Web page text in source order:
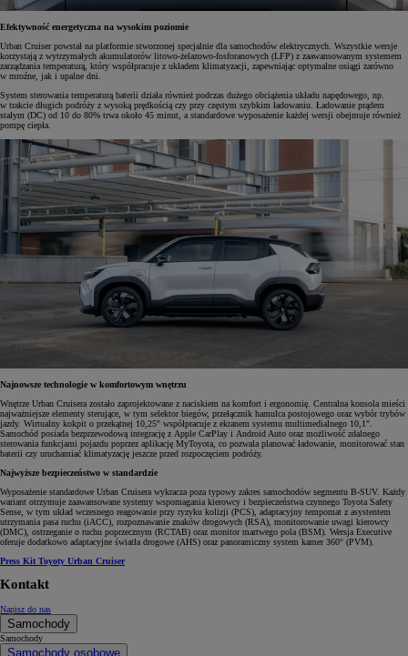
Efektywność energetyczna na wysokim poziomie
Urban Cruiser powstał na platformie stworzonej specjalnie dla samochodów elektrycznych. Wszystkie wersje
korzystają z wytrzymałych akumulatorów litowo-żelazowo-fosforanowych (LFP) z zaawansowanym systemem
zarządzania temperaturą, który współpracuje z układem klimatyzacji, zapewniając optymalne osiągi zarówno
w mroźne, jak i upalne dni.
System sterowania temperaturą baterii działa również podczas dużego obciążenia układu napędowego, np.
w trakcie długich podróży z wysoką prędkością czy przy częstym szybkim ładowaniu. Ładowanie prądem
stałym (DC) od 10 do 80% trwa około 45 minut, a standardowe wyposażenie każdej wersji obejmuje również
pompę ciepła.
Najnowsze technologie w komfortowym wnętrzu
Wnętrze Urban Cruisera zostało zaprojektowane z naciskiem na komfort i ergonomię. Centralna konsola mieści
najważniejsze elementy sterujące, w tym selektor biegów, przełącznik hamulca postojowego oraz wybór trybów
jazdy. Wirtualny kokpit o przekątnej 10,25" współpracuje z ekranem systemu multimedialnego 10,1".
Samochód posiada bezprzewodową integrację z Apple CarPlay i Android Auto oraz możliwość zdalnego
sterowania funkcjami pojazdu poprzez aplikację MyToyota, co pozwala planować ładowanie, monitorować stan
baterii czy uruchamiać klimatyzację jeszcze przed rozpoczęciem podróży.
Najwyższe bezpieczeństwo w standardzie
Wyposażenie standardowe Urban Cruisera wykracza poza typowy zakres samochodów segmentu B-SUV. Każdy
wariant otrzymuje zaawansowane systemy wspomagania kierowcy i bezpieczeństwa czynnego Toyota Safety
Sense, w tym układ wczesnego reagowanie przy ryzyku kolizji (PCS), adaptacyjny tempomat z asystentem
utrzymania pasa ruchu (iACC), rozpoznawanie znaków drogowych (RSA), monitorowanie uwagi kierowcy
(DMC), ostrzeganie o ruchu poprzecznym (RCTAB) oraz monitor martwego pola (BSM). Wersja Executive
oferuje dodatkowo adaptacyjne światła drogowe (AHS) oraz panoramiczny system kamer 360° (PVM).
Press Kit Toyoty Urban Cruiser
Kontakt
Napisz do nas
Samochody
Samochody
Samochody osobowe